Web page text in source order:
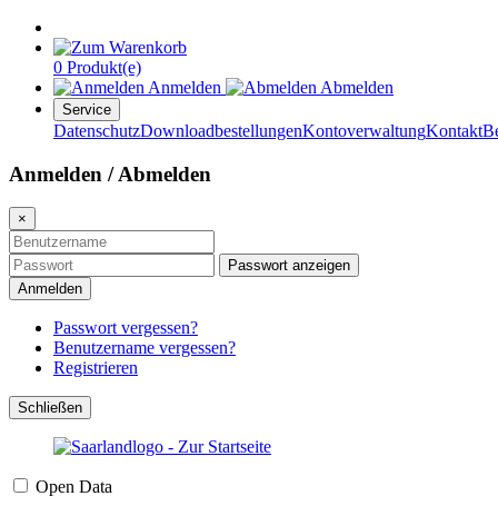
0 Produkt(e)
Anmelden
Abmelden
Service
DatenschutzDownloadbestellungenKontoverwaltungKontakt
Anmelden / Abmelden
×
Passwort anzeigen
Anmelden
Passwort vergessen?
Benutzername vergessen?
Registrieren
Schließen
Open Data